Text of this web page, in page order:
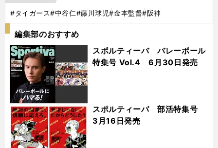
#タイガース#中谷仁#藤川球児#金本監督#阪神
編集部のおすすめ
スポルティーバ バレーボール
特集号 Vol.4 6月30日発売
スポルティーバ 部活特集号
3月16日発売